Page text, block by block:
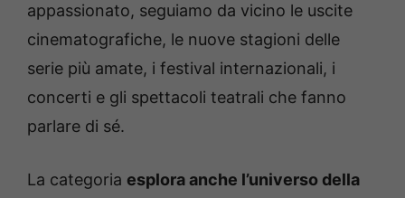
appassionato, seguiamo da vicino le uscite
cinematografiche, le nuove stagioni delle
serie più amate, i festival internazionali, i
concerti e gli spettacoli teatrali che fanno
parlare di sé.
La categoria esplora anche l’universo della